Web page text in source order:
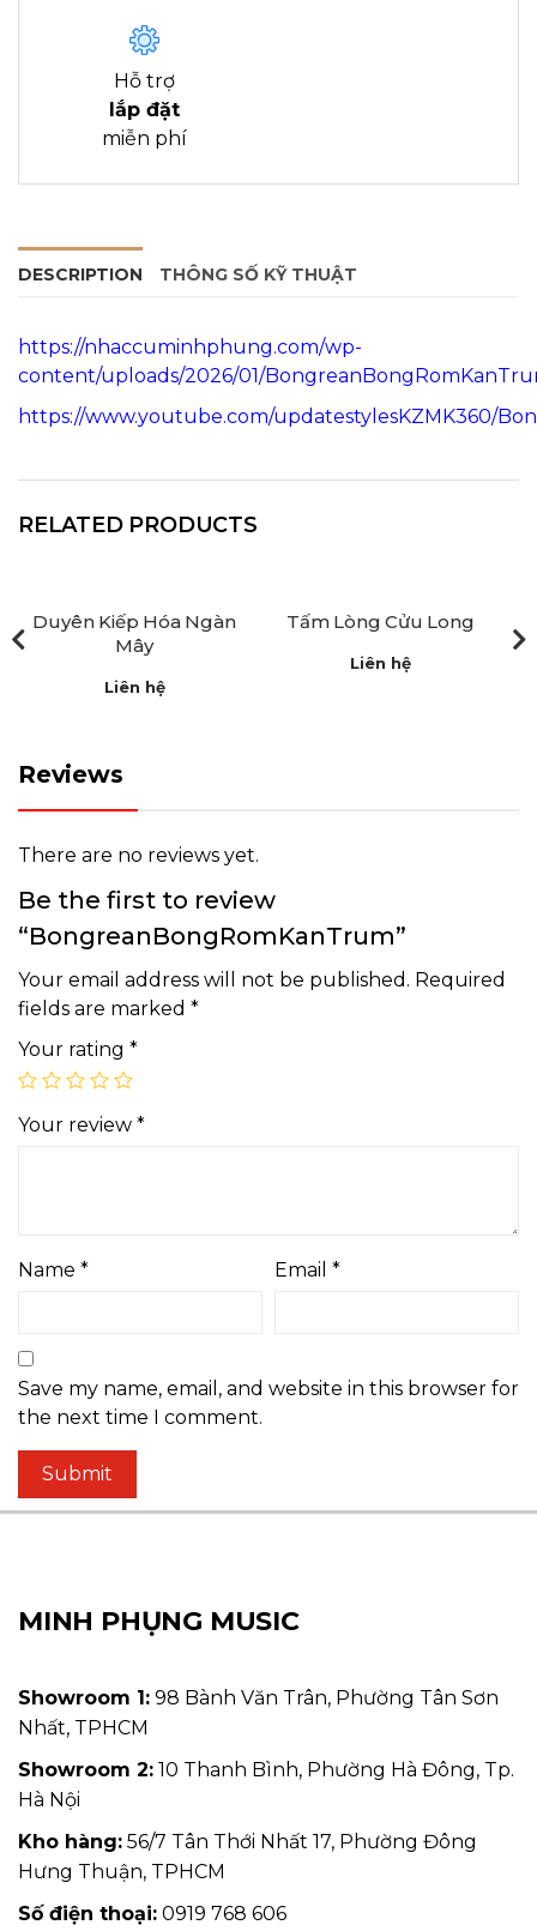
Hỗ trợ
lắp đặt
miễn phí
DESCRIPTION THÔNG SỐ KỸ THUẬT
https://nhaccuminhphung.com/wp-
content/uploads/2026/01/
https://www.youtube.com/updatestylesKZMK360/
RELATED PRODUCTS
Tấm Lòng Cửu Long Kiếp Hoa Tàn
Liên hệ
Reviews
There are no reviews yet.
Be the first to review
“BongreanBongRomKanTrum”
Your email address will not be published. Required
fields are marked *
Your rating *
Your review *
Name * Email *
Save my name, email, and website in this browser for
the next time I comment.
MINH PHỤNG MUSIC
Showroom 1: 98 Bành Văn Trân, Phường Tân Sơn
Nhất, TPHCM
Showroom 2: 10 Thanh Bình, Phường Hà Đông, Tp.
Hà Nội
Kho hàng: 56/7 Tân Thới Nhất 17, Phường Đông
Hưng Thuận, TPHCM
Số điện thoại: 0919 768 606